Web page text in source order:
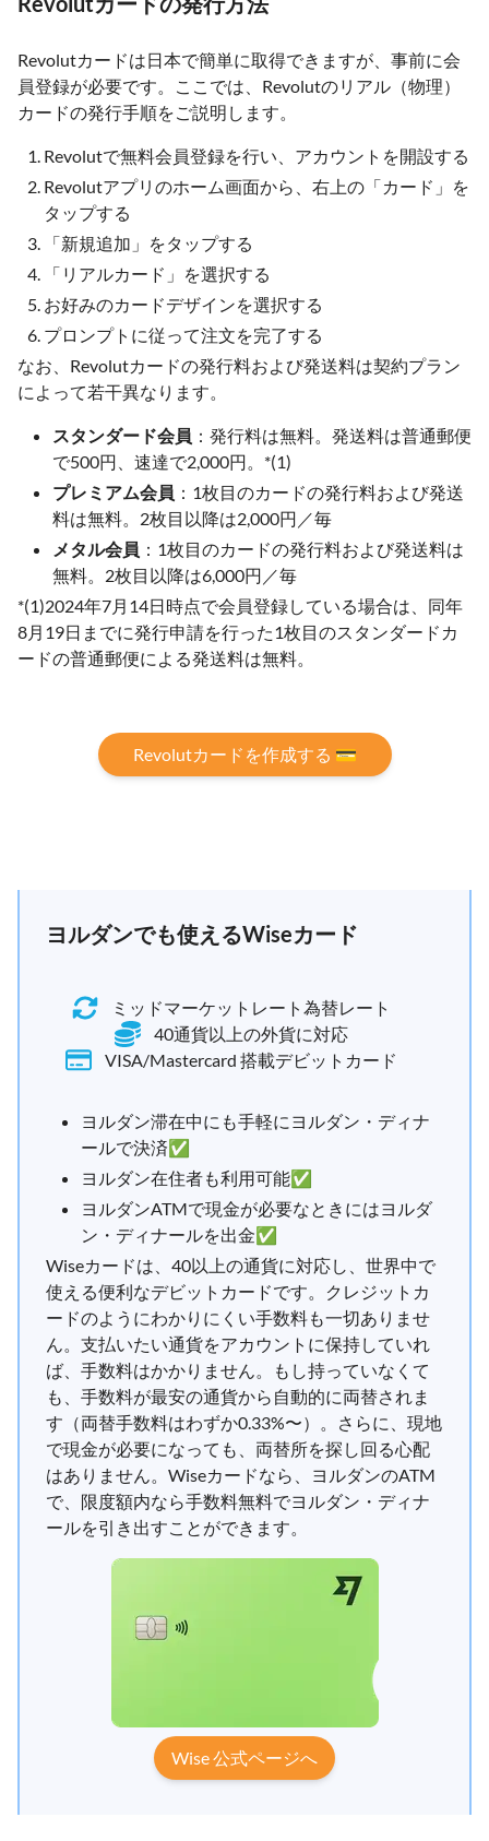
Revolutカードは日本で簡単に取得できますが、事前に会
員登録が必要です。ここでは、Revolutのリアル（物理）
カードの発行手順をご説明します。
Revolutで無料会員登録を行い、アカウントを開設する
Revolutアプリのホーム画面から、右上の「カード」を
タップする
「新規追加」をタップする
「リアルカード」を選択する
お好みのカードデザインを選択する
プロンプトに従って注文を完了する
なお、Revolutカードの発行料および発送料は契約プラン
によって若干異なります。
スタンダード会員 ：発行料は無料。発送料は普通郵便
で500円、速達で2,000円。*(1)
プレミアム会員 ：1枚目のカードの発行料および発送
料は無料。2枚目以降は2,000円／毎
メタル会員 ：1枚目のカードの発行料および発送料は
無料。2枚目以降は6,000円／毎
*(1)2024年7月14日時点で会員登録している場合は、同年
8月19日までに発行申請を行った1枚目のスタンダードカ
ードの普通郵便による発送料は無料。
Revolutカードを作成する 💳
ヨルダンでも使えるWiseカード
ミッドマーケットレート為替レート
40通貨以上の外貨に対応
VISA/Mastercard 搭載デビットカード
ヨルダン滞在中にも手軽にヨルダン・ディナ
ールで決済✅
ヨルダン在住者も利用可能✅
ヨルダンATMで現金が必要なときにはヨルダ
ン・ディナールを出金✅
Wiseカードは、40以上の通貨に対応し、世界中で
使える便利なデビットカードです。クレジットカ
ードのようにわかりにくい手数料も一切ありませ
ん。支払いたい通貨をアカウントに保持していれ
ば、手数料はかかりません。もし持っていなくて
も、手数料が最安の通貨から自動的に両替されま
す（両替手数料はわずか0.33%〜）。さらに、現地
で現金が必要になっても、両替所を探し回る心配
はありません。Wiseカードなら、ヨルダンのATM
で、限度額内なら手数料無料でヨルダン・ディナ
ールを引き出すことができます。
Wise 公式ページへ